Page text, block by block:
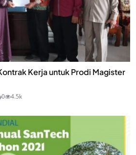
Kerja untuk Prodi Magister
0 4.5k